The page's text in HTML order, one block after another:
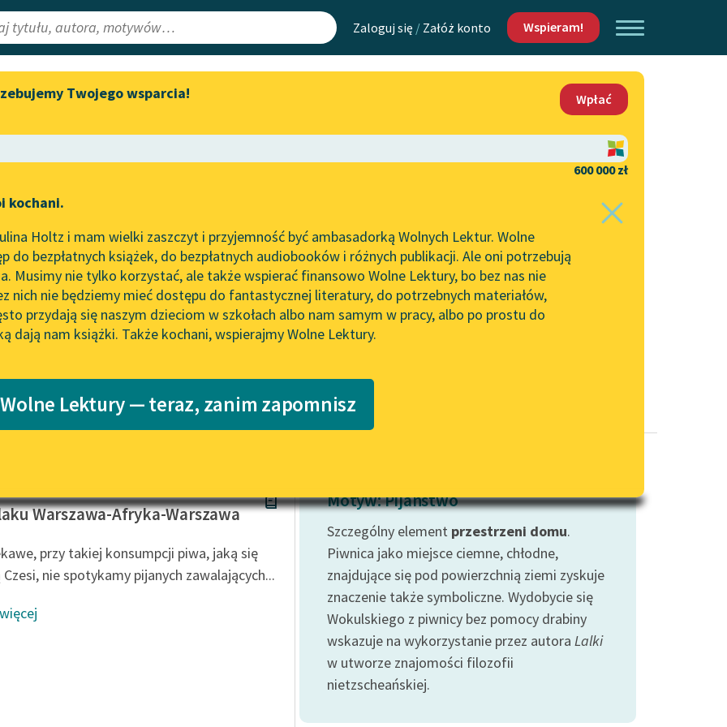
Zaloguj się / Załóż konto Wspieram!
Lektury
redakcyjne
Aktualności
„Prokurator Alicja Horn” do
literatury skandynawskiej
Spotkanie z Katarzyną Tunkiel
w Oslo
102. lata temu zmarł Joseph
Conrad
Lektury szkolne i klasyka
literatury do słuchania dla
E-kolekcja lektur szkolnych i
literatury do słuchania dla
uczennic i uczniów z
niepełnosprawnościami
Feministyczne inspiracje.
Popularyzacja skandynawskiej
Mapa Wolnych Lektur
Leśmianator
API
OAI-PMH
Widget Wolnych Lektur
Katalog
Katalog w formacie PDF
Kontakt
O projekcie
Zasady wykorzystania
Wolnych Lektur
Logotypy
Materiały promocyjne
wrażliwych
Deklaracja dostępności
Twojego wsparcia!
Wpłać
600 000 zł
kochani.
Holtz i mam wielki zaszczyt i przyjemność być ambasadorką Wolnych Lektur. Wolne
do bezpłatnych książek, do bezpłatnych audiobooków i różnych publikacji. Ale oni potrzebują
Musimy nie tylko korzystać, ale także wspierać finansowo Wolne Lektury, bo bez nas nie
nich nie będziemy mieć dostępu do fantastycznej literatury, do potrzebnych materiałów,
przydają się naszym dzieciom w szkołach albo nam samym w pracy, albo po prostu do
dają nam książki. Także kochani, wspierajmy Wolne Lektury.
Lektury — teraz, zanim zapomnisz
Jan Masoński✖
Warszawa-Afryka-Warszawa
przy takiej konsumpcji piwa, jaką się
Czesi, nie spotykamy pijanych zawalających...
Motyw: Pijaństwo
Szczególny element przestrzeni domu.
Piwnica jako miejsce ciemne, chłodne,
znajdujące się pod powierzchnią ziemi zyskuje
znaczenie także symboliczne. Wydobycie się
Wokulskiego z piwnicy bez pomocy drabiny
wskazuje na wykorzystanie przez autora Lalki
w utworze znajomości filozofii
nietzscheańskiej.